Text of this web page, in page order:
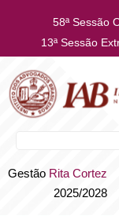
58ª Sessão
13ª Sessão
Gestão Rita Cortez
2025/2028